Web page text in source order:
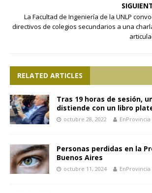
La Facultad de Ingeniería de la UNLP
directivos de colegios secundarios a una
RELATED ARTICLES
Tras 19 horas de sesión,
distiende con un libro
octubre 28, 2022 EnProvincia
Personas perdidas en la
Buenos Aires
octubre 11, 2024 EnProvincia